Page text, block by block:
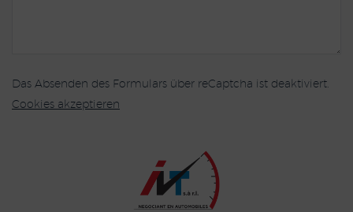
Das Absenden des Formulars über reCaptcha ist deaktiviert.
Cookies akzeptieren